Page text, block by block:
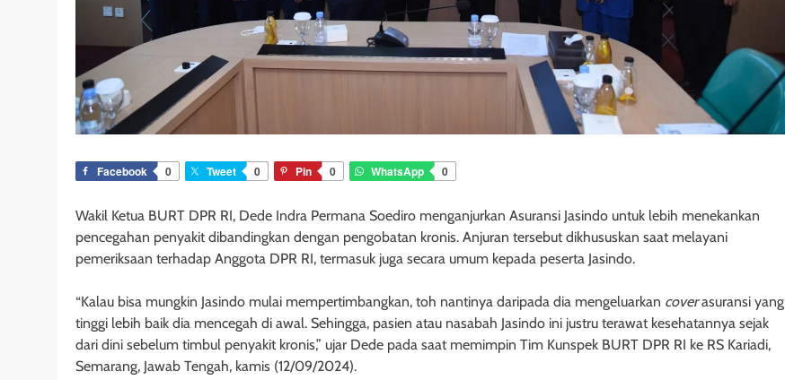
Facebook 0 Tweet 0 Pin 0 WhatsApp 0
Wakil Ketua BURT DPR RI, Dede Indra Permana Soediro menganjurkan Asuransi Jasindo untuk lebih menekankan
pencegahan penyakit dibandingkan dengan pengobatan kronis. Anjuran tersebut dikhususkan saat melayani
pemeriksaan terhadap Anggota DPR RI, termasuk juga secara umum kepada peserta Jasindo.
“Kalau bisa mungkin Jasindo mulai mempertimbangkan, toh nantinya daripada dia mengeluarkan coverasuransi yang
tinggi lebih baik dia mencegah di awal. Sehingga, pasien atau nasabah Jasindo ini justru terawat kesehatannya sejak
dari dini sebelum timbul penyakit kronis,” ujar Dede pada saat memimpin Tim Kunspek BURT DPR RI ke RS Kariadi,
Semarang, Jawab Tengah, kamis (12/09/2024).